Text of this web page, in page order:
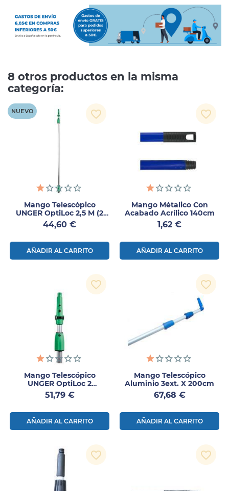
8 otros productos en la misma
categoría:
Mango Telescópico
UNGER OptiLoc 2,5 M (2
Secciones) Aluminio 1 Ud
Precio
44,60 €
AÑADIR AL CARRITO
NUEVO favorite_border
Mango Métalico Con
Acabado Acrílico 140cm
Precio
1,62 €
AÑADIR AL CARRITO
favorite_border
Mango Telescópico
UNGER OptiLoc 2
Secciones 3 M Aluminio 1
Ud
Precio
51,79 €
AÑADIR AL CARRITO
favorite_border
Mango Telescópico
Aluminio 3ext. X 200cm
Precio
67,68 €
AÑADIR AL CARRITO
favorite_border
favorite_border favorite_border